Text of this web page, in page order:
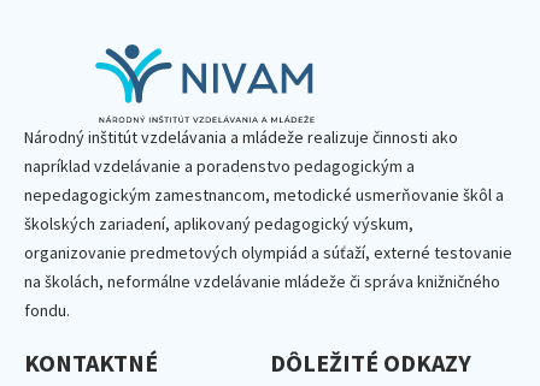
Národný inštitút vzdelávania a mládeže realizuje činnosti ako
napríklad vzdelávanie a poradenstvo pedagogickým a
nepedagogickým zamestnancom, metodické usmerňovanie škôl a
školských zariadení, aplikovaný pedagogický výskum,
organizovanie predmetových olympiád a súťaží, externé testovanie
na školách, neformálne vzdelávanie mládeže či správa knižničného
fondu.
KONTAKTNÉ
DÔLEŽITÉ ODKAZY